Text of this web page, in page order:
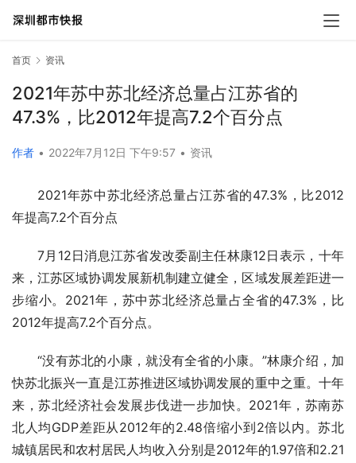
首页 资讯
2021年苏中苏北经济总量占江苏省的
47.3%，比2012年提高7.2个百分点
作者 • 2022年7月12日 下午9:57 • 资讯
2021年苏中苏北经济总量占江苏省的47.3%，比2012
年提高7.2个百分点
7月12日消息江苏省发改委副主任林康12日表示，十年
来，江苏区域协调发展新机制建立健全，区域发展差距进一
步缩小。2021年，苏中苏北经济总量占全省的47.3%，比
2012年提高7.2个百分点。
“没有苏北的小康，就没有全省的小康。”林康介绍，加
快苏北振兴一直是江苏推进区域协调发展的重中之重。十年
来，苏北经济社会发展步伐进一步加快。2021年，苏南苏
北人均GDP差距从2012年的2.48倍缩小到2倍以内。苏北
城镇居民和农村居民人均收入分别是2012年的1.97倍和2.21